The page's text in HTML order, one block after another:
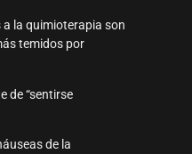
a la quimioterapia son
temidos por
de “sentirse
de la